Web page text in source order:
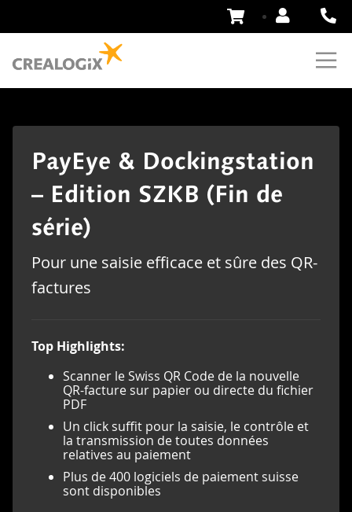
Aller
PayEye & Dockingstation
– Edition SZKB (Fin de
série)
Pour une saisie efficace et sûre des QR-
factures
Top Highlights:
Scanner le Swiss QR Code de la nouvelle
QR-facture sur papier ou directe du fichier
PDF
Un click suffit pour la saisie, le contrôle et
la transmission de toutes données
relatives au paiement
Plus de 400 logiciels de paiement suisse
sont disponibles